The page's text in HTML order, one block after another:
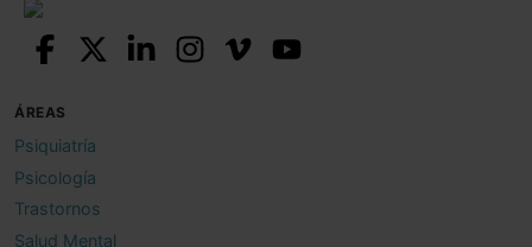
ÁREAS
Psiquiatría
Psicología
Trastornos
Salud Mental